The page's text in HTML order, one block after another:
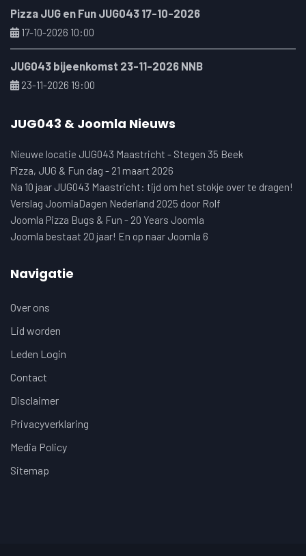
Pizza JUG en Fun JUG043 17-10-2026
17-10-2026 10:00
JUG043 bijeenkomst 23-11-2026 NNB
23-11-2026 19:00
JUG043 & Joomla Nieuws
Nieuwe locatie JUG043 Maastricht - Stegen 35 Beek
Pizza, JUG & Fun dag - 21 maart 2026
Na 10 jaar JUG043 Maastricht: tijd om het stokje over te dragen!
Verslag JoomlaDagen Nederland 2025 door Rolf
Joomla Pizza Bugs & Fun - 20 Years Joomla
Joomla bestaat 20 jaar! En op naar Joomla 6
Navigatie
Over ons
Lid worden
Leden Login
Contact
Disclaimer
Privacyverklaring
Media Policy
Sitemap